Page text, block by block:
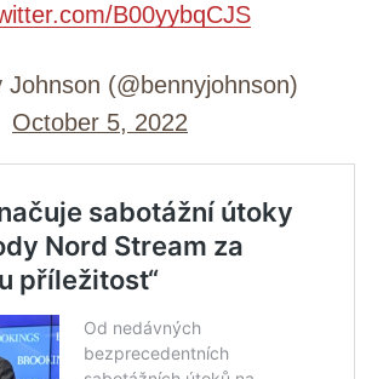
B00yybqCJS
(@bennyjohnson)
October 5, 2022